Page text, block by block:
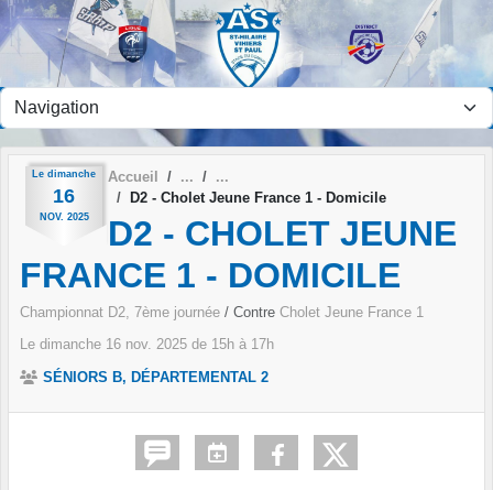
Le dimanche
16
NOV. 2025
Accueil
D2 - Cholet Jeune France 1 - Domicile
D2 - CHOLET JEUNE
FRANCE 1 - DOMICILE
Championnat D2, 7ème journée / Contre Cholet Jeune France 1
Le dimanche 16 nov. 2025 de 15h à 17h
SÉNIORS B, DÉPARTEMENTAL 2
Panneau de gestion des cookies